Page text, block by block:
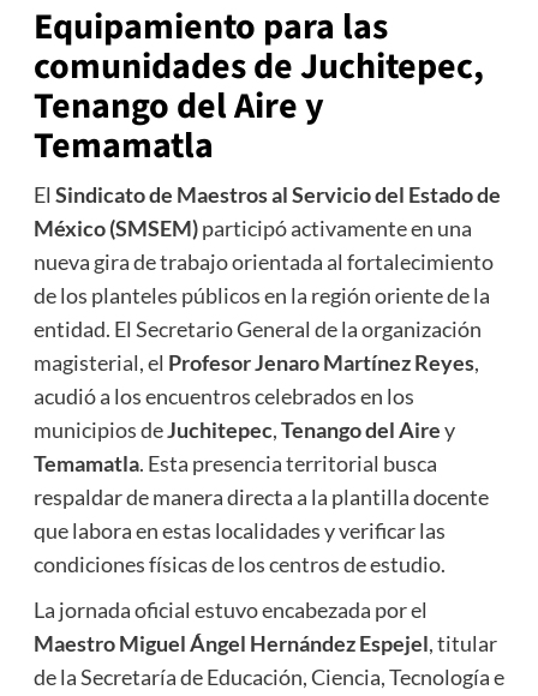
Equipamiento para las
comunidades de Juchitepec,
Tenango del Aire y
Temamatla
El Sindicato de Maestros al Servicio del Estado de
México (SMSEM)participó activamente en una
nueva gira de trabajo orientada al fortalecimiento
de los planteles públicos en la región oriente de la
entidad. El Secretario General de la organización
magisterial, el Profesor Jenaro Martínez Reyes,
acudió a los encuentros celebrados en los
municipios deJuchitepec,Tenango del Airey
Temamatla. Esta presencia territorial busca
respaldar de manera directa a la plantilla docente
que labora en estas localidades y verificar las
condiciones físicas de los centros de estudio.
La jornada oficial estuvo encabezada por el
Maestro Miguel Ángel Hernández Espejel, titular
de la Secretaría de Educación, Ciencia, Tecnología e